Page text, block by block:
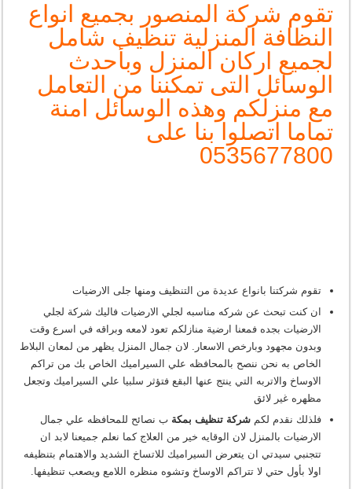
تقوم شركة المنصور بجميع انواع
النظافة المنزلية تنظيف شامل
لجميع اركان المنزل وبأحدث
الوسائل التى تمكننا من التعامل
مع منزلكم وهذه الوسائل امنة
تماما اتصلوا بنا على
0535677800
تقوم شركتنا بانواع عديدة من التنظيف ومنها جلى الارضيات
ان كنت تبحث عن شركه مناسبه لجلي الارضيات فاليك شركة لجلي
الارضيات بجده فمعنا ارضية منازلكم تعود لامعه وبراقه في اسرع وقت
وبدون مجهود وبارخص الاسعار. لان جمال المنزل يظهر من لمعان البلاط
الخاص به نحن ننصح بالمحافظه علي السيراميك الخاص بك من تراكم
الاوساخ والاتربه التي ينتج عنها البقع فتؤثر سلبيا علي السيراميك وتجعل
مظهره غير لائق
فلذلك نقدم لكمشركة تنظيف بمكة ب نصائح للمحافظه علي جمال
الارضيات بالمنزل لان الوقايه خير من العلاج كما نعلم جميعنا لابد ان
تتجنبي سيدتي ان يتعرض السيراميك للاتساخ الشديد والاهتمام بتنظيفه
اولا بأول حتي لا تتراكم الاوساخ وتشوه منظره اللامع ويصعب تنظيفها.